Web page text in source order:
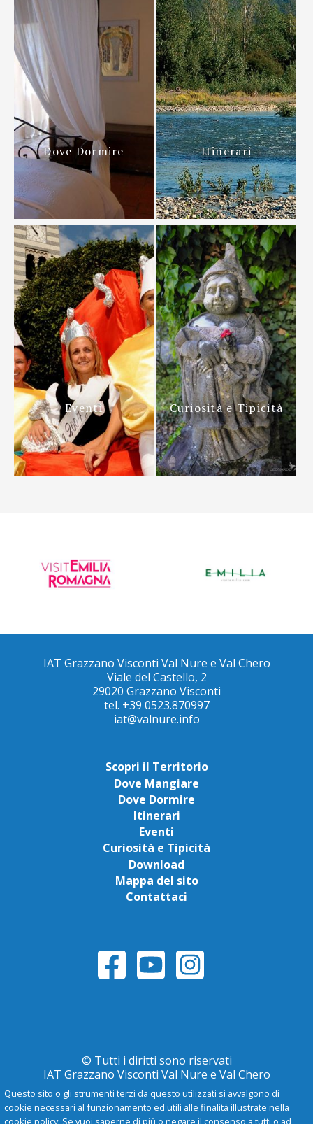
Dove Dormire Itinerari
Eventi Curiosità e Tipicità
IAT Grazzano Visconti Val Nure e Val Chero
Viale del Castello, 2
29020 Grazzano Visconti
tel. +39 0523.870997
iat@valnure.info
Scopri il Territorio
Dove Mangiare
Dove Dormire
Itinerari
Eventi
Curiosità e Tipicità
Download
Mappa del sito
Contattaci
© Tutti i diritti sono riservati
IAT Grazzano Visconti Val Nure e Val Chero
Questo sito o gli strumenti terzi da questo utilizzati si avvalgono di
cookie necessari al funzionamento ed utili alle finalità illustrate nella
cookie policy. Se vuoi saperne di più o negare il consenso a tutti o ad